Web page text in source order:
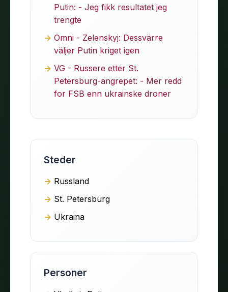
Putin: - Jeg fikk resultatet jeg
trengte
Omni - Zelenskyj: Dessvärre
väljer Putin kriget igen
VG - Russere etter St.
Petersburg-angrepet: - Mer redd
for FSB enn ukrainske droner
Steder
Russland
St. Petersburg
Ukraina
Personer